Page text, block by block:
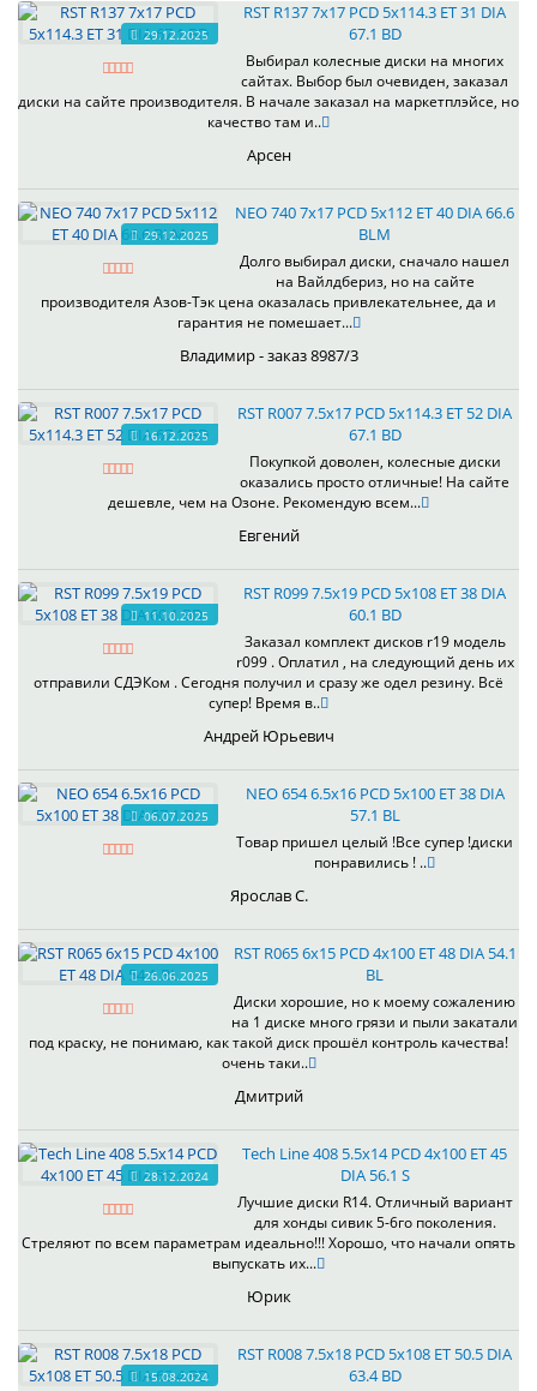
29.12.2025
RST R137 7x17 PCD 5x114.3 ET 31 DIA
67.1 BD
Выбирал колесные диски на многих
сайтах. Выбор был очевиден, заказал
диски на сайте производителя. В начале заказал на маркетплэйсе, но
качество там и..
Арсен
29.12.2025
NEO 740 7x17 PCD 5x112 ET 40 DIA 66.6
BLM
Долго выбирал диски, сначало нашел
на Вайлдбериз, но на сайте
производителя Азов-Тэк цена оказалась привлекательнее, да и
гарантия не помешает...
Владимир - заказ 8987/3
16.12.2025
RST R007 7.5x17 PCD 5x114.3 ET 52 DIA
67.1 BD
Покупкой доволен, колесные диски
оказались просто отличные! На сайте
дешевле, чем на Озоне. Рекомендую всем...
Евгений
11.10.2025
RST R099 7.5x19 PCD 5x108 ET 38 DIA
60.1 BD
Заказал комплект дисков r19 модель
r099 . Оплатил , на следующий день их
отправили СДЭКом . Сегодня получил и сразу же одел резину. Всё
супер! Время в..
Андрей Юрьевич
06.07.2025
NEO 654 6.5x16 PCD 5x100 ET 38 DIA
57.1 BL
Товар пришел целый !Все супер !диски
понравились ! ..
Ярослав С.
26.06.2025
RST R065 6x15 PCD 4x100 ET 48 DIA 54.1
BL
Диски хорошие, но к моему сожалению
на 1 диске много грязи и пыли закатали
под краску, не понимаю, как такой диск прошёл контроль качества!
очень таки..
Дмитрий
28.12.2024
Tech Line 408 5.5x14 PCD 4x100 ET 45
DIA 56.1 S
Лучшие диски R14. Отличный вариант
для хонды сивик 5-6го поколения.
Стреляют по всем параметрам идеально!!! Хорошо, что начали опять
выпускать их...
Юрик
15.08.2024
RST R008 7.5x18 PCD 5x108 ET 50.5 DIA
63.4 BD